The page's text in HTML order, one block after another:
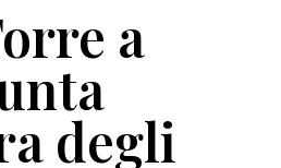
a
degli